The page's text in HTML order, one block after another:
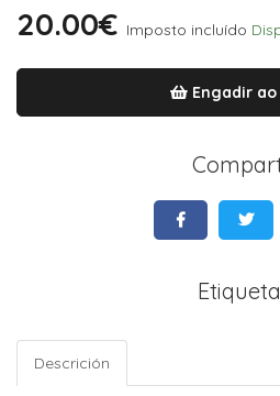
20.00€ Imposto incluído
Engadir
Descrición